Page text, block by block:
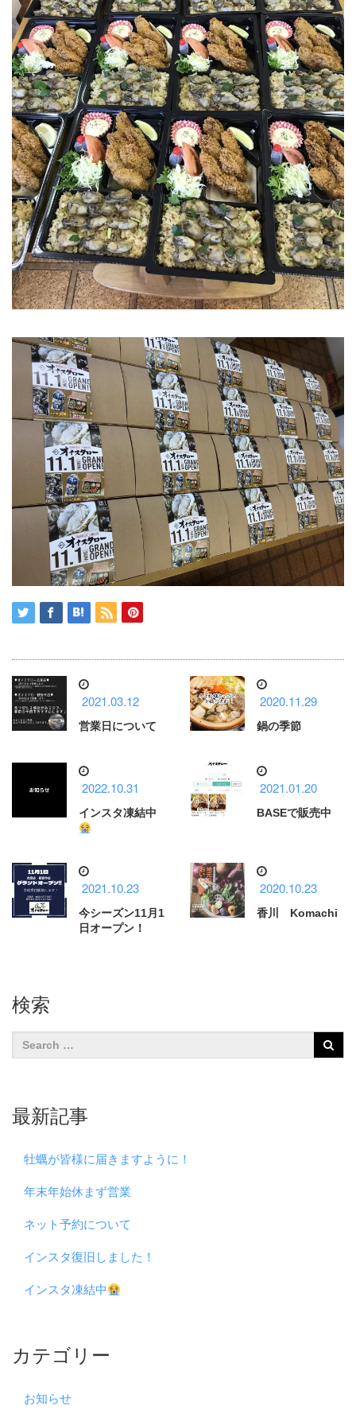
2021.03.12
営業日について
2020.11.29
鍋の季節
2022.10.31
インスタ凍結中
2021.01.20
BASEで販売中
2021.10.23
今シーズン11月1
日オープン！
2020.10.23
香川 Komachi
検索
最新記事
牡蠣が皆様に届きますように！
年末年始休まず営業
ネット予約について
インスタ復旧しました！
インスタ凍結中
カテゴリー
お知らせ